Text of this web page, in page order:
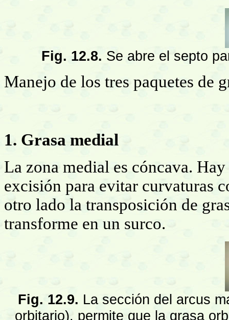
Fig. 12.8. Se abre el septo
Manejo de los tres paquetes de
1. Grasa medial
La zona medial es cóncava.
excisión para evitar curvaturas
otro lado la transposición de
transforme en un surco.
Fig. 12.9. La sección del arcus
orbitario), permite que la grasa